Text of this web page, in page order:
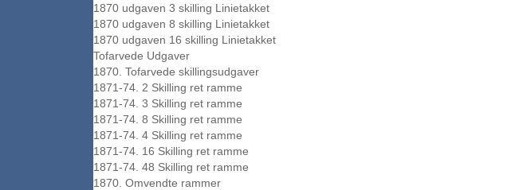
1870 udgaven 3 skilling Linietakket
1870 udgaven 8 skilling Linietakket
1870 udgaven 16 skilling Linietakket
Tofarvede Udgaver
1870. Tofarvede skillingsudgaver
1871-74. 2 Skilling ret ramme
1871-74. 3 Skilling ret ramme
1871-74. 8 Skilling ret ramme
1871-74. 4 Skilling ret ramme
1871-74. 16 Skilling ret ramme
1871-74. 48 Skilling ret ramme
1870. Omvendte rammer